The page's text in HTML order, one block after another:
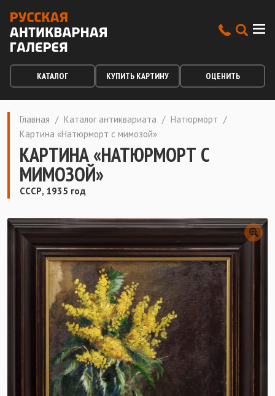
КАТАЛОГ КУПИТЬ КАРТИНУ ОЦЕНИТЬ
Главная / Каталог антиквариата / Натюрморт /
Картина «Натюрморт с мимозой»
КАРТИНА «НАТЮРМОРТ С
МИМОЗОЙ»
СССР, 1935 год